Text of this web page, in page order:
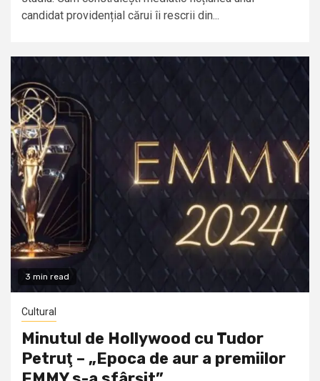
candidat providențial cărui îi rescrii din...
3 min read
Cultural
Minutul de Hollywood cu Tudor
Petruţ – „Epoca de aur a premiilor